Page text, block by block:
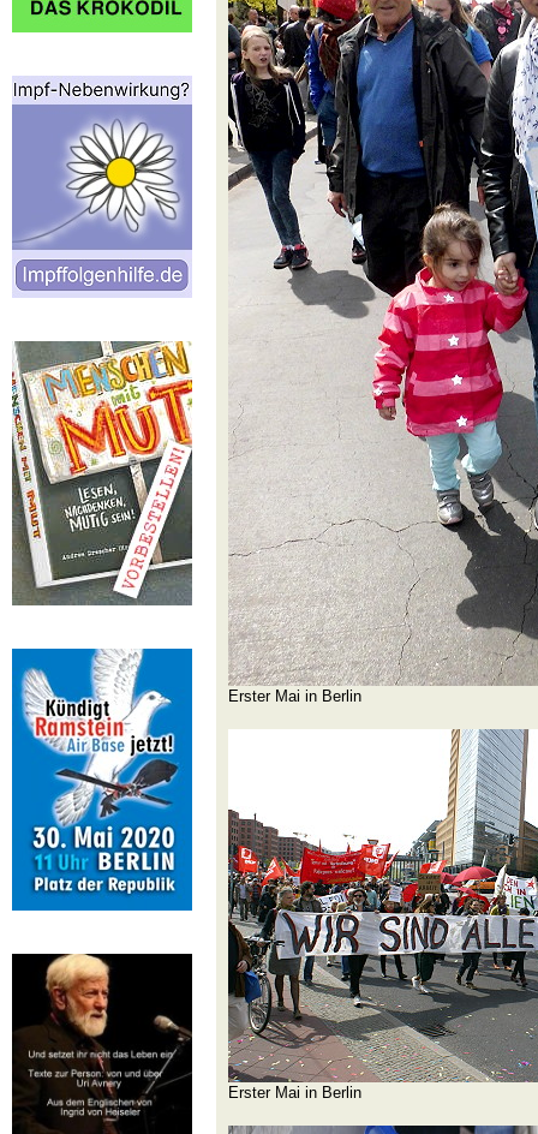
Erster Mai in Berlin
Erster Mai in Berlin